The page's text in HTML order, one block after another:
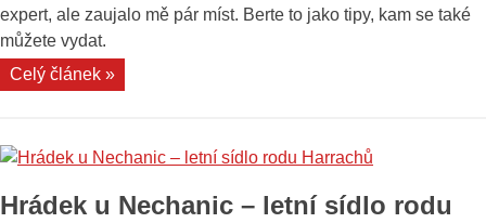
expert, ale zaujalo mě pár míst. Berte to jako tipy, kam se také
můžete vydat.
Celý článek »„Moje
výlet
Děčíně
Hrádek u Nechanic – letní sídlo rodu